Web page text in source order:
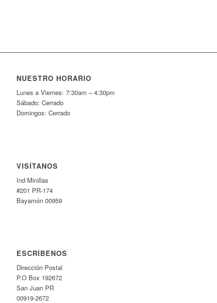
NUESTRO HORARIO
Lunes a Viernes: 7:30am – 4:30pm
Sábado: Cerrado
Domingos: Cerrado
VISÍTANOS
Ind Minillas
#201 PR-174
Bayamón 00959
ESCRÍBENOS
Dirección Postal
P.O Box 192672
San Juan PR
00919-2672